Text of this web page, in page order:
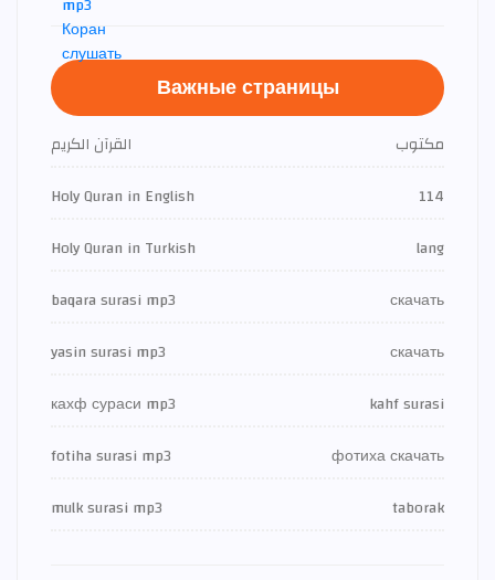
Важные страницы
القرآن الكريم
مكتوب
Holy Quran in English
114
Holy Quran in Turkish
lang
baqara surasi mp3
скачать
yasin surasi mp3
скачать
кахф сураси mp3
kahf surasi
fotiha surasi mp3
фотиха скачать
mulk surasi mp3
taborak